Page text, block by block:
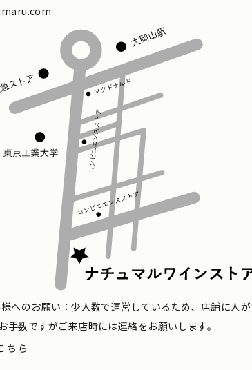
へのお願い：少人数で運営しているため、店舗に人
手数ですがご来店時には連絡をお願いします。
ちら